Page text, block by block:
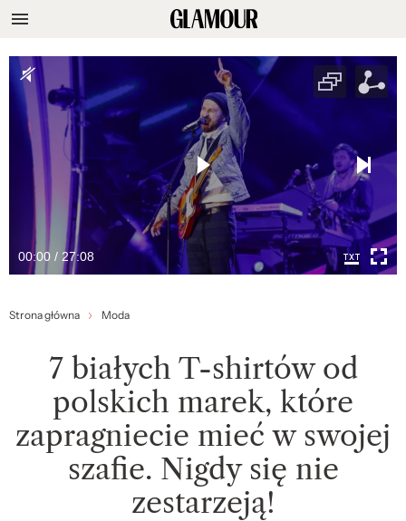
00:00 / 27:08
Strona główna Moda
7 białych T-shirtów od
polskich marek, które
zapragniecie mieć w swojej
szafie. Nigdy się nie
zestarzeją!